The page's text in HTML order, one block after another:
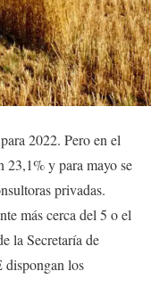
2022. Pero en el
23,1% y para mayo se
privadas.
más cerca del 5 o el
la Secretaría de
los